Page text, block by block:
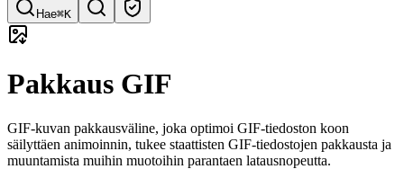
Hae⌘K
Etsi työkaluja
Pikahaku työkaluihin
Pakkaus GIF
GIF-kuvan pakkausväline, joka optimoi GIF-tiedoston koon
säilyttäen animoinnin, tukee staattisten GIF-tiedostojen pakkausta ja
muuntamista muihin muotoihin parantaen latausnopeutta.